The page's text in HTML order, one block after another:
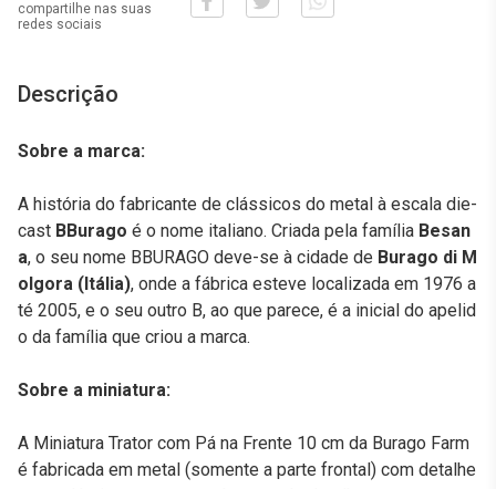
compartilhe nas suas
redes sociais
Descrição
Sobre a marca:
A história do fabricante de clássicos do metal à escala die-
cast BBurago é o nome italiano. Criada pela família Besan
a, o seu nome BBURAGO deve-se à cidade de Burago di M
olgora (Itália), onde a fábrica esteve localizada em 1976 a
té 2005, e o seu outro B, ao que parece, é a inicial do apelid
o da família que criou a marca.
Sobre a miniatura:
A Miniatura Trator com Pá na Frente 10 cm da Burago Farm
é fabricada em metal (somente a parte frontal) com detalhe